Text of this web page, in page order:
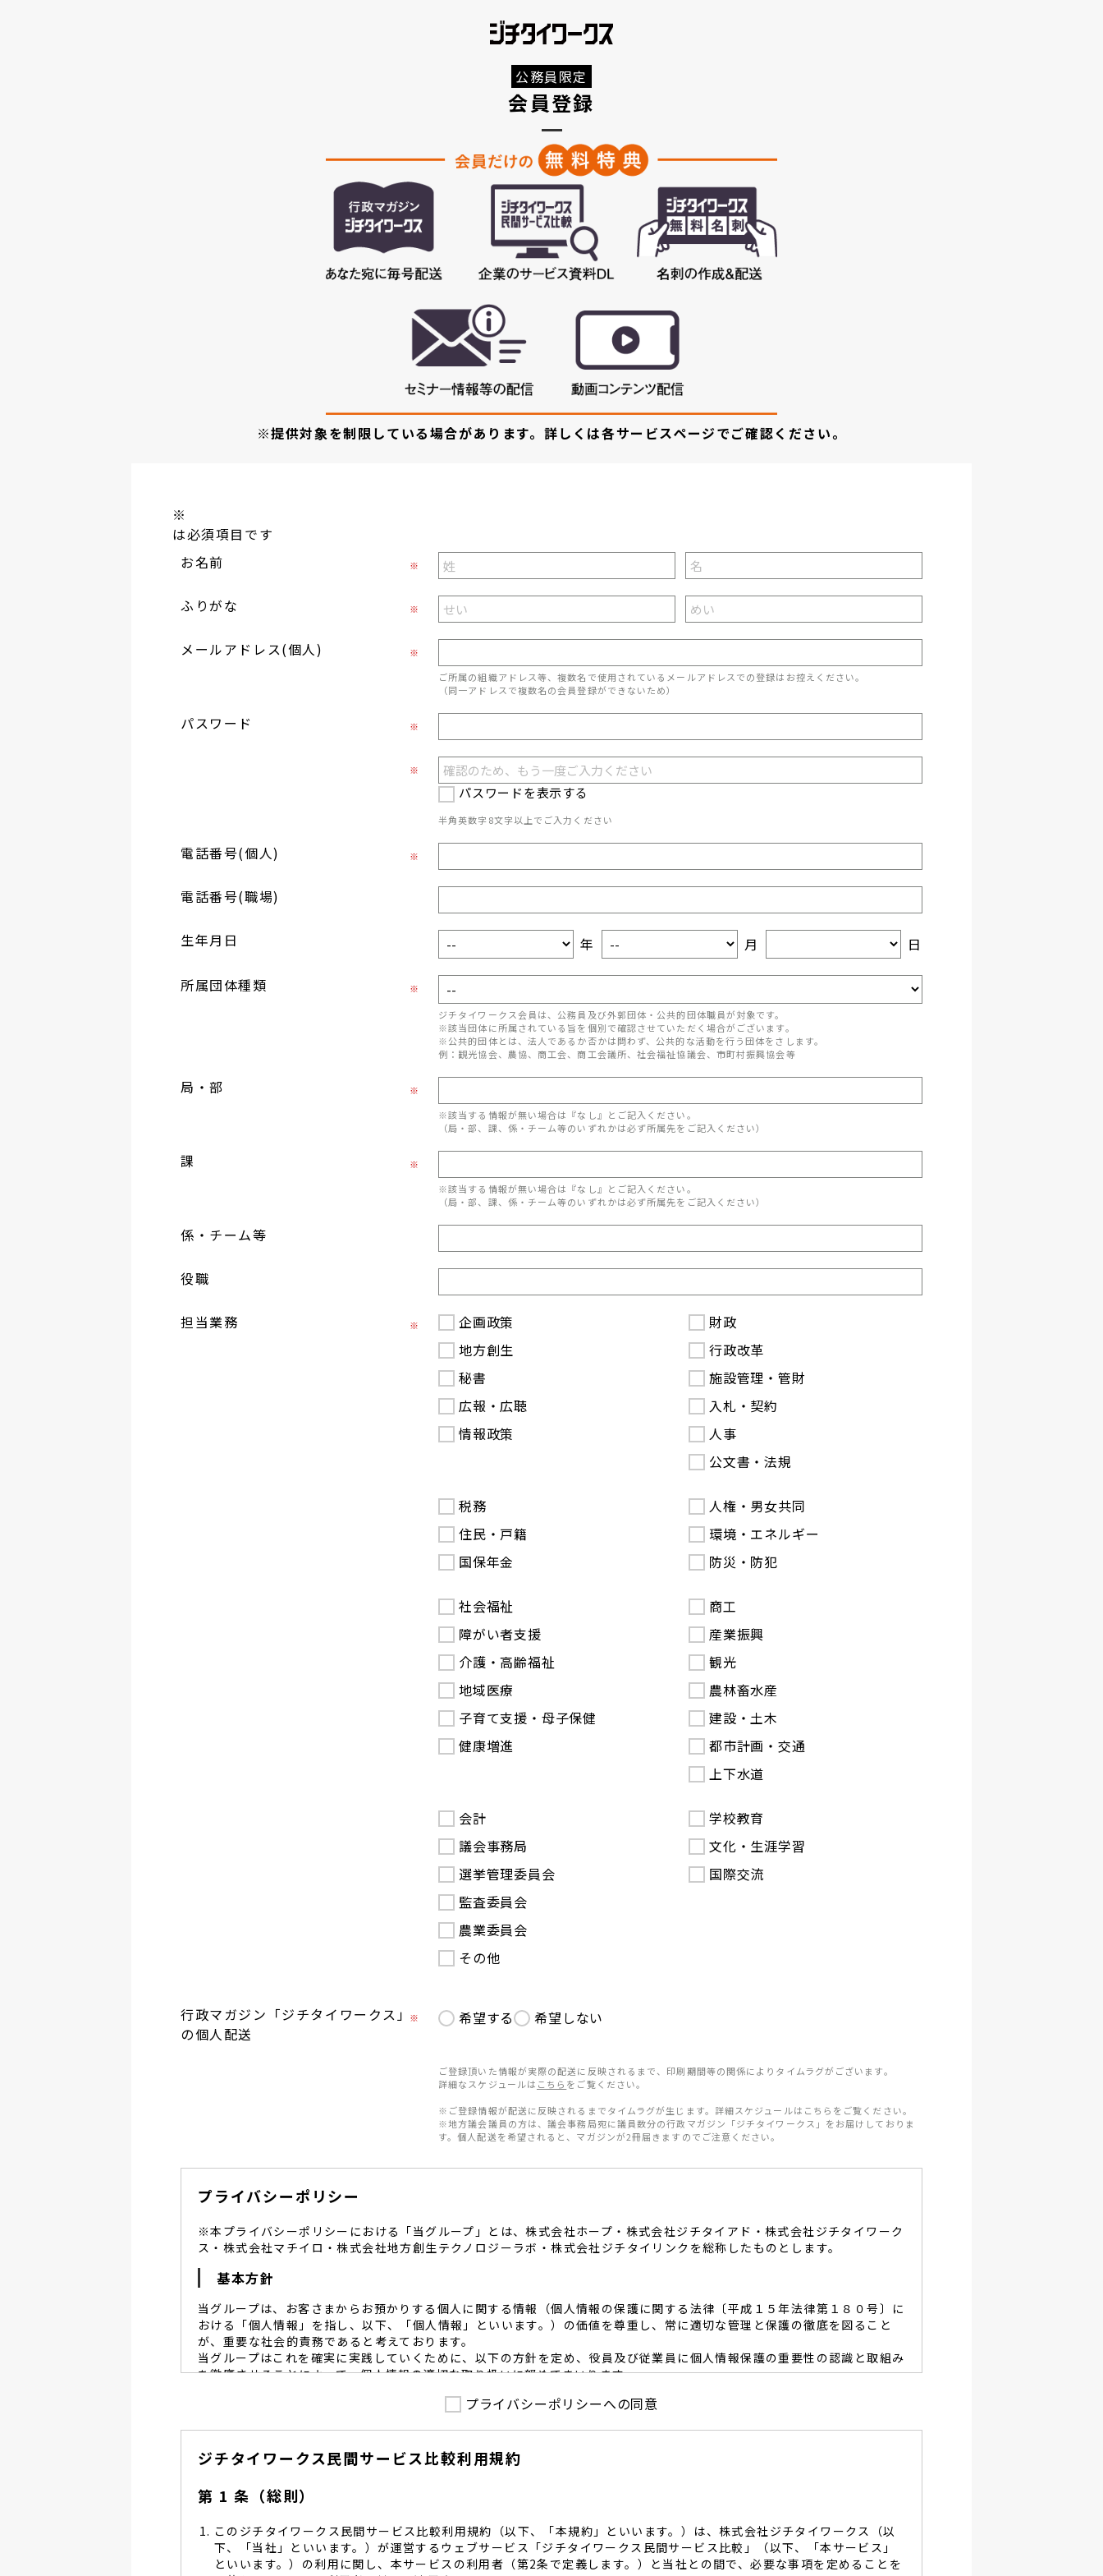
公務員限定
会員登録
※提供対象を制限している場合があります。詳しくは各サービスページでご確認ください。
※
は必須項目です
お名前
※
ふりがな ※
メールアドレス(個人)
※
ご所属の組織アドレス等、複数名で使用されているメールアドレスでの登録はお控えください。
（同一アドレスで複数名の会員登録ができないため）
パスワード ※
※
パスワードを表示する
半角英数字8文字以上でご入力ください
電話番号(個人) ※
電話番号(職場)
生年月日 年 月 日
所属団体種類
※
ジチタイワークス会員は、公務員及び外郭団体・公共的団体職員が対象です。
※該当団体に所属されている旨を個別で確認させていただく場合がございます。
※公共的団体とは、法人であるか否かは問わず、公共的な活動を行う団体をさします。
例：観光協会、農協、商工会、商工会議所、社会福祉協議会、市町村振興協会等
局・部
※
※該当する情報が無い場合は『なし』とご記入ください。
（局・部、課、係・チーム等のいずれかは必ず所属先をご記入ください）
課
※
※該当する情報が無い場合は『なし』とご記入ください。
（局・部、課、係・チーム等のいずれかは必ず所属先をご記入ください）
係・チーム等
役職
担当業務 ※
企画政策
地方創生
秘書
広報・広聴
情報政策
財政
行政改革
施設管理・管財
入札・契約
人事
公文書・法規
税務
住民・戸籍
国保年金
人権・男女共同
環境・エネルギー
防災・防犯
社会福祉
障がい者支援
介護・高齢福祉
地域医療
子育て支援・母子保健
健康増進
商工
産業振興
観光
農林畜水産
建設・土木
都市計画・交通
上下水道
会計
議会事務局
選挙管理委員会
監査委員会
農業委員会
その他
学校教育
文化・生涯学習
国際交流
行政マガジン「ジチタイワークス」
の個人配送
※ 希望する 希望しない
ご登録頂いた情報が実際の配送に反映されるまで、印刷期間等の関係によりタイムラグがございます。
詳細なスケジュールは こちら をご覧ください。
※ご登録情報が配送に反映されるまでタイムラグが生じます。詳細スケジュールはこちらをご覧ください。
※地方議会議員の方は、議会事務局宛に議員数分の行政マガジン「ジチタイワークス」をお届けしておりま
す。個人配送を希望されると、マガジンが2冊届きますのでご注意ください。
プライバシーポリシー
※本プライバシーポリシーにおける「当グループ」とは、株式会社ホープ・株式会社ジチタイアド・株式会社ジチタイワーク
ス・株式会社マチイロ・株式会社地方創生テクノロジーラボ・株式会社ジチタイリンクを総称したものとします。
基本方針
当グループは、お客さまからお預かりする個人に関する情報（個人情報の保護に関する法律〔平成１５年法律第１８０号〕に
おける「個人情報」を指し、以下、「個人情報」といいます。）の価値を尊重し、常に適切な管理と保護の徹底を図ること
が、重要な社会的責務であると考えております。
当グループはこれを確実に実践していくために、以下の方針を定め、役員及び従業員に個人情報保護の重要性の認識と取組み
を徹底させることによって、個人情報の適切な取り扱いに努めてまいります。
当グループは、個人情報保護に係る法令その他の規範を遵守するとともに、本ポリシーの内容を適宜見直し、その改善と
個人情報保護に努めます。
し、同意を得た必要な範囲内で適切な取得、利用目的の範囲内で利用を致します。
管理を求め、委託先を監督致します。
当グループは、お預かりする個人情報を正確かつ安全に保つとともに、不正アクセス・紛失・破壊・改竄・漏洩等に対す
る予防並びに是正の為、社内規程を整備し、必要かつ適切な措置を講じます。
当グループは、個人情報保護に関する社内のマネジメントシステムを定め、組織体制を整備し、役員及び従業員に徹底致
します。
プライバシーポリシーへの同意
ジチタイワークス民間サービス比較利用規約
第 1 条（総則）
このジチタイワークス民間サービス比較利用規約（以下、「本規約」といいます。）は、株式会社ジチタイワークス（以
下、「当社」といいます。）が運営するウェブサービス「ジチタイワークス民間サービス比較」（以下、「本サービス」
といいます。）の利用に関し、本サービスの利用者（第2条で定義します。）と当社との間で、必要な事項を定めることを